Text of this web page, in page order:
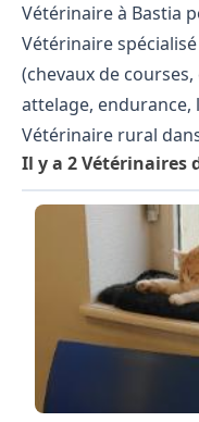
Vétérinaire à Bastia
Vétérinaire
(chevaux de
attelage, endurance,
Vétérinaire rural
Il y a 2 Vétérinaires